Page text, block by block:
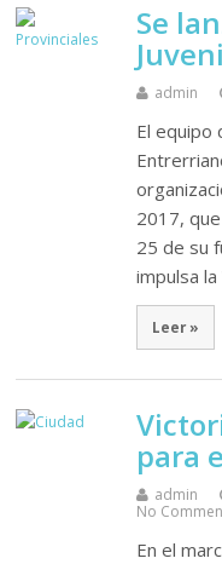
Se
admin
El equipo
2017,
25 de su
impulsa
Leer »
para
admin
No
En el